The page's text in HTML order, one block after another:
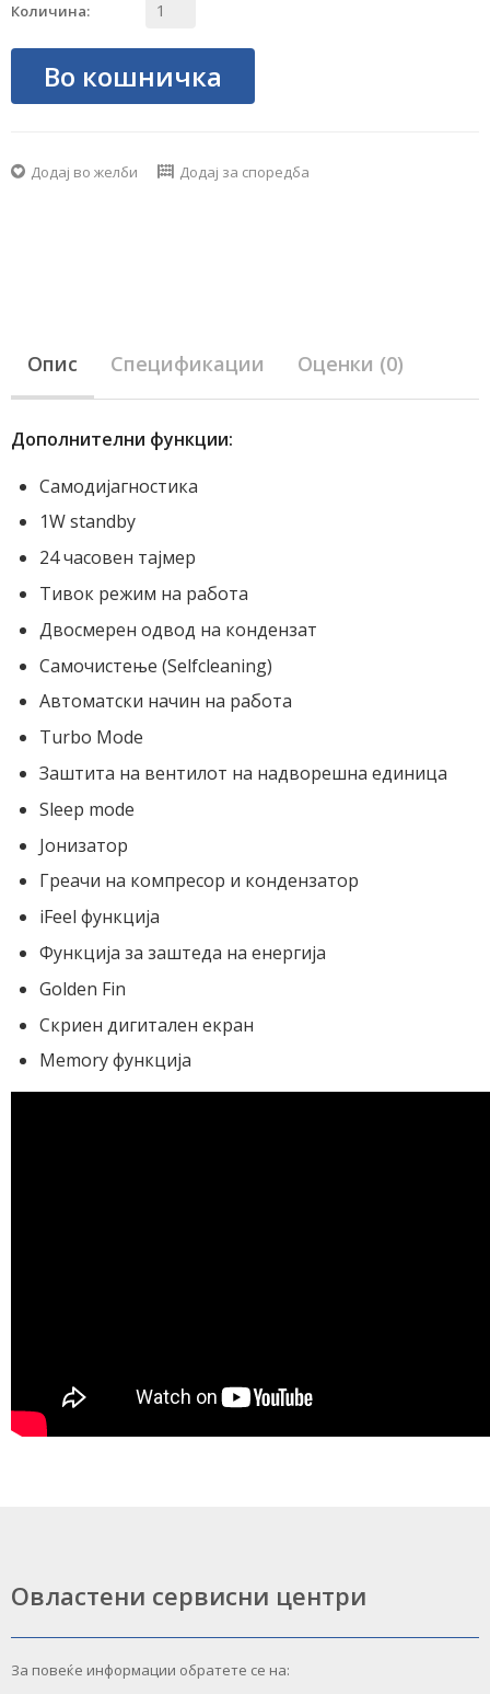
Количина:
Во кошничка
Додај во желби Додај за споредба
Опис Спецификации Оценки (0)
Дополнителни функции:
Самодијагностика
1W standby
24 часовен тајмер
Тивок режим на работа
Двосмерен одвод на кондензат
Самочистење (Selfcleaning)
Автоматски начин на работа
Turbo Mode
Заштита на вентилот на надворешна единица
Sleep mode
Јонизатор
Греачи на компресор и кондензатор
iFeel функција
Функција за заштеда на енергија
Golden Fin
Скриен дигитален екран
Memory функција
Овластени сервисни центри
За повеќе информации обратете се на: